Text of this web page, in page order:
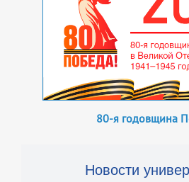
80-я годовщина
Новости